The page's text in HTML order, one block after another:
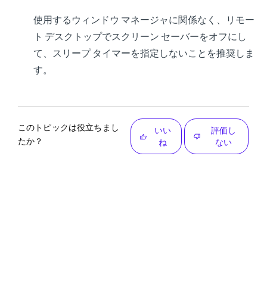
使用するウィンドウ マネージャに関係なく、リモー
ト デスクトップでスクリーン セーバーをオフにし
て、スリープ タイマーを指定しないことを推奨しま
す。
このトピックは役立ちまし
たか？
いい
ね
評価し
ない